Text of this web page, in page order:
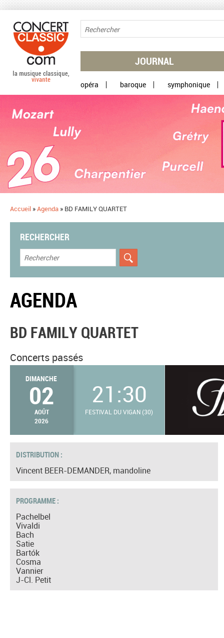
JOURNAL
opéra baroque symphonique
Accueil »Agenda » BD FAMILY QUARTET
RECHERCHER
AGENDA
BD FAMILY QUARTET
Concerts passés
DIMANCHE
02
AOÛT
2026
21:30
FESTIVAL DU VIGAN (30)
DISTRIBUTION :
Vincent BEER-DEMANDER, mandoline
PROGRAMME :
Pachelbel
Vivaldi
Bach
Satie
Bartók
Cosma
Vannier
J-Cl. Petit